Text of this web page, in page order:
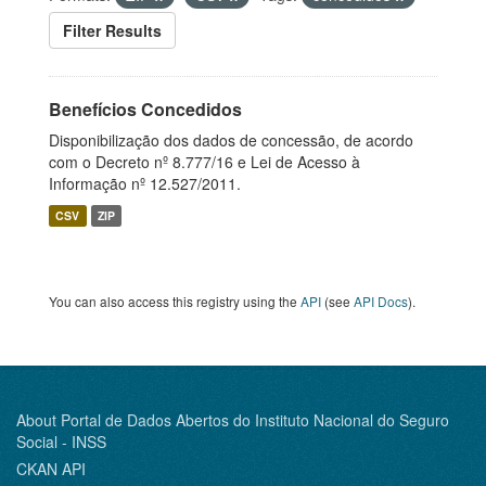
Filter Results
Benefícios Concedidos
Disponibilização dos dados de concessão, de acordo
com o Decreto nº 8.777/16 e Lei de Acesso à
Informação nº 12.527/2011.
CSV ZIP
You can also access this registry using the API (see API Docs).
About Portal de Dados Abertos do Instituto Nacional do Seguro
Social - INSS
CKAN API